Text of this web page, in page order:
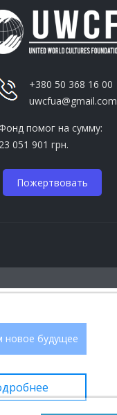
+380 50 368 16 00
uwcfua@gmail.com
помог на сумму:
23 051 901 грн.
Пожертвовать
новое будущее